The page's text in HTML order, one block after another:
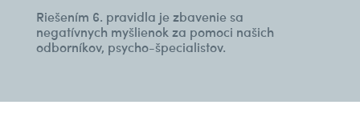
Riešením 6. pravidla je zbavenie sa
negatívnych myšlienok za pomoci našich
odborníkov, psycho-špecialistov.